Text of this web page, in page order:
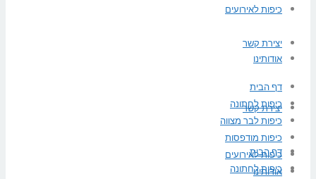
יצירת קשר
דף הבית
כיפות לחתונה
כיפות לבר מצווה
כיפות מודפסות
כיפות לאירועים
אודותינו
כיפות לאירועים
אודותינו
יצירת קשר
דף הבית
כיפות לחתונה